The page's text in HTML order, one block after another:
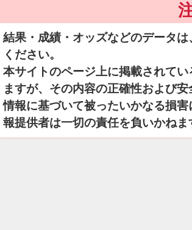
結果・成績・オッズなどのデータ
ください。
本サイトのページ上に掲載されて
ますが、その内容の正確性および
情報に基づいて被ったいかなる損
報提供者は一切の責任を負いかねま